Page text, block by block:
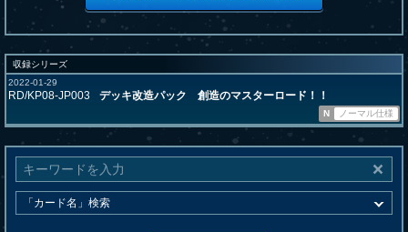
収録シリーズ
2022-01-29
RD/KP08-JP003 デッキ改造パック 創造のマスターロード！！
N ノーマル仕様